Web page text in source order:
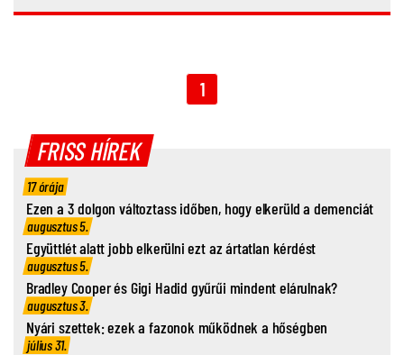
1
FRISS HÍREK
17 órája
Ezen a 3 dolgon változtass időben, hogy elkerüld a demenciát
augusztus 5.
Együttlét alatt jobb elkerülni ezt az ártatlan kérdést
augusztus 5.
Bradley Cooper és Gigi Hadid gyűrűi mindent elárulnak?
augusztus 3.
Nyári szettek: ezek a fazonok működnek a hőségben
július 31.